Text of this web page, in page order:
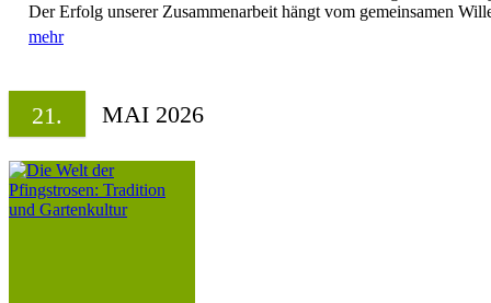
Der Erfolg unserer Zusammenarbeit hängt vom gemeinsamen
mehr
21. MAI 2026